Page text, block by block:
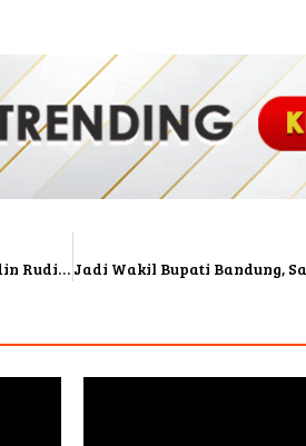
Sudah Resmi Cerai, Nita Thalia Tetap Merasa Kehilangan Saat Nurdin Ruditia Meninggal